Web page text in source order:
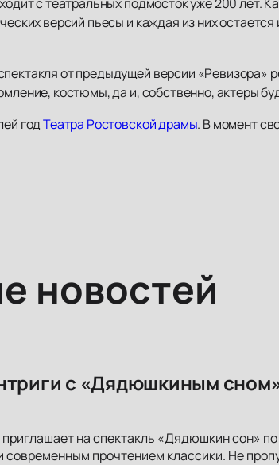
версий пьесы и каждая из них
от предыдущей версии «Ревизора»
костюмы, да и, собственно, актеры
годТеатра Ростовской драмы. В момент
новостей
с «Дядюшкиным
на спектакль «Дядюшкин сон»
прочтением классики. Не